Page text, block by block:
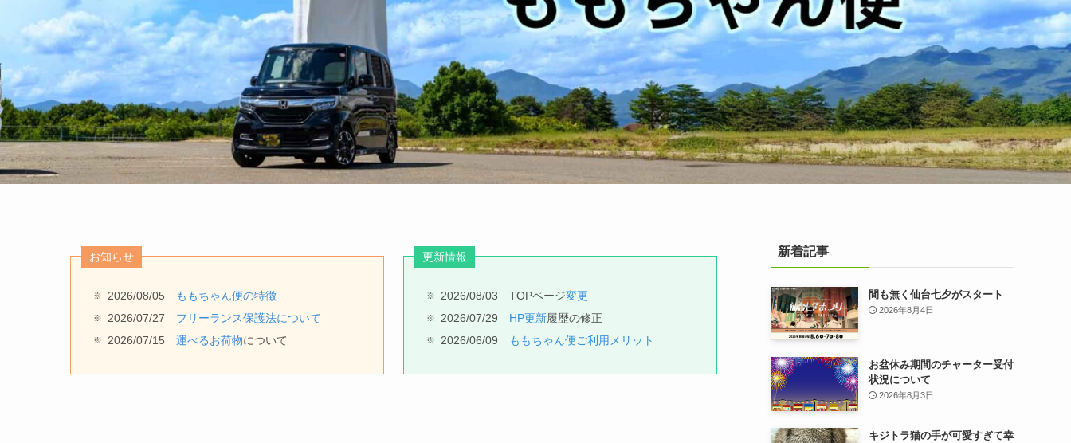
お知らせ
2026/08/05
ももちゃん便の特徴
2026/07/27 フリーランス保護法について
2026/07/15 運べるお荷物について
更新情報
2026/08/03 TOPページ変更
2026/07/29 HP更新履歴の修正
2026/06/09
ももちゃん便ご利用メリット
新着記事
間も無く仙台七夕がスタート
2026年8月4日
お盆休み期間のチャーター受付
状況について
2026年8月3日
キジトラ猫の手が可愛すぎて幸